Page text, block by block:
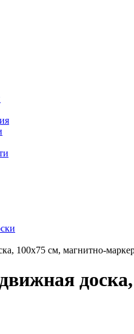
100х75 см, магнитно-